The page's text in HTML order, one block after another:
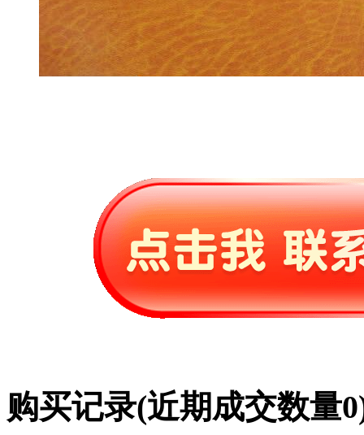
购买记录(近期成交数量0